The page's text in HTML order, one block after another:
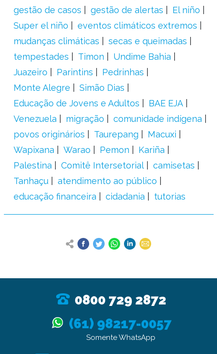
gestão de casos
gestão de alertas
El niño
Super el niño
eventos climáticos extremos
mudanças climáticas
secas e queimadas
tempestades
Timon
Undime Bahia
Juazeiro
Parintins
Pedrinhas
Monte Alegre
Simão Dias
Educação de Jovens e Adultos
BAE EJA
Venezuela
migração
comunidade indígena
povos originários
Taurepang
Macuxi
Wapixana
Warao Pemon
Kariña
Palestina
Comitê Intersetorial
camisetas
Tanhaçu
atendimento ao público
educação financeira
cidadania tutorias
0800 729 2872
(61) 98217-0057
Somente WhatsApp